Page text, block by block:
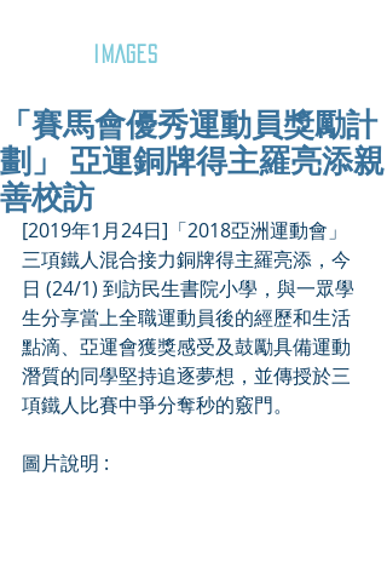
IMAGES
「賽馬會優秀運動員獎勵計
劃」 亞運銅牌得主羅亮添親
善校訪
[2019年1月24日]「2018亞洲運動會」
三項鐵人混合接力銅牌得主羅亮添，今
日 (24/1) 到訪民生書院小學，與一眾學
生分享當上全職運動員後的經歷和生活
點滴、亞運會獲獎感受及鼓勵具備運動
潛質的同學堅持追逐夢想，並傳授於三
項鐵人比賽中爭分奪秒的竅門。
圖片說明 :